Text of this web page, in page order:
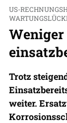
US-
Weniger
Trotz
weiter.